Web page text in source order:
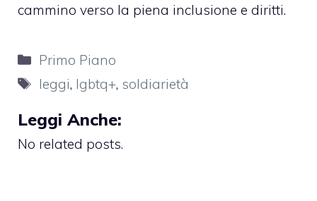
cammino verso la piena inclusione e diritti.
Categorie
Primo Piano
Tag
leggi, lgbtq+, soldiarietà
Leggi Anche:
No related posts.